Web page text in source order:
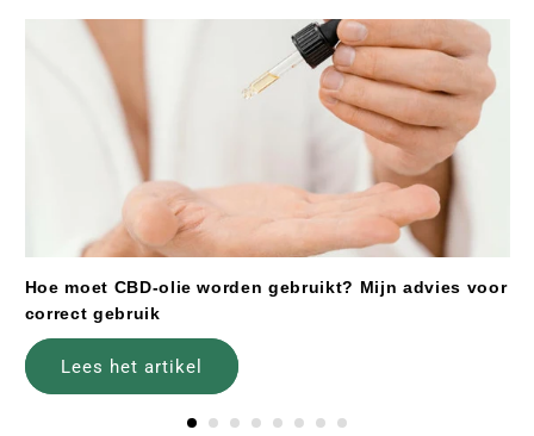
Hoe moet CBD-olie worden gebruikt? Mijn advies voor
correct gebruik
Lees het artikel